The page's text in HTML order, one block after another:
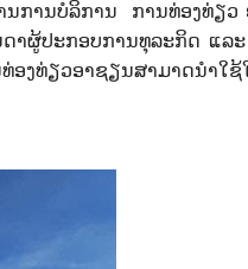
ນການບໍລິການ ການທ່ອງທ່ຽວ
ດາຜູ້ປະກອບການທຸລະກິດ ແລ
ງທ່ຽວອາຊຽນສາມາດນໍາໃຊ້